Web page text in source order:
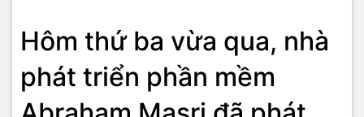
Hôm thứ ba vừa qua, nhà
phát triển phần mềm